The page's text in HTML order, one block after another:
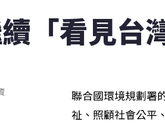
「看見台
聯合國環境規劃署
祉、照顧社會公平